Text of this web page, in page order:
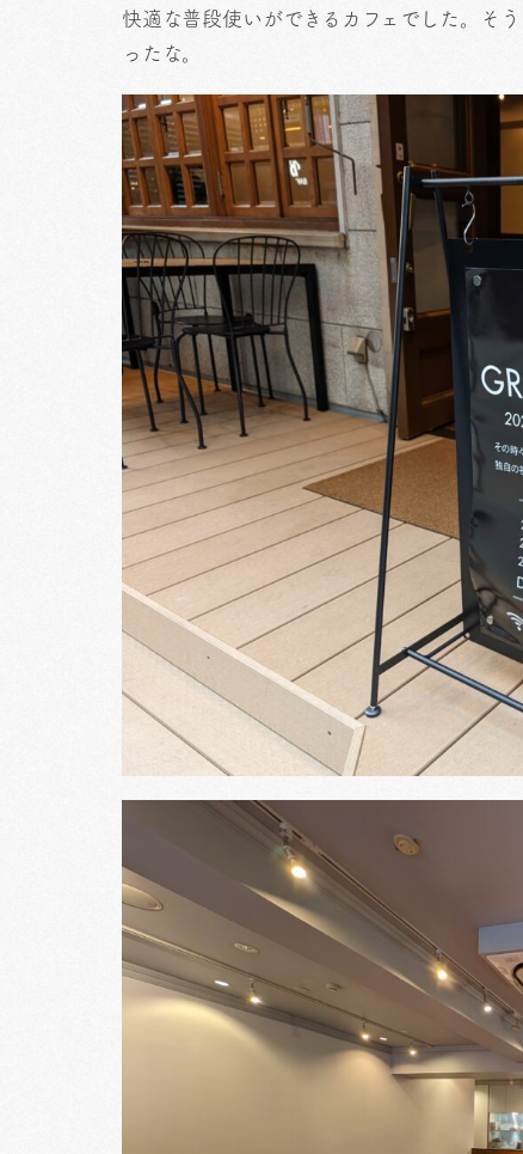
快適な普段使いができるカフェでした。そ
ったな。